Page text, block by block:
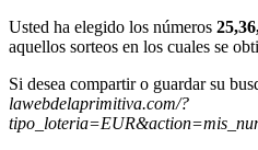
Usted ha elegido los números
aquellos sorteos en los cuales se
Si desea compartir o guardar su
lawebdelaprimitiva.com/?